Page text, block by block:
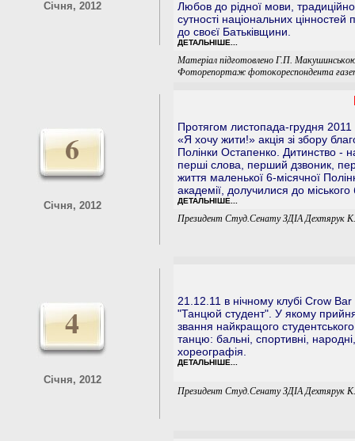
Січня, 2012
Любов до рідної мови,
сутності національних
до своєї Батьківщини.
ДЕТАЛЬНІШЕ...
Матеріал підготовлено Г.П.
Фоторепортаж фотокореспондента
6
Січня, 2012
Протягом листопада-грудня 2011
«Я хочу жити!» акція зі збору
Полінки Остапенко. Дитинство -
перші слова, перший дзвоник,
життя маленької 6-місячної
академії, долучилися до міського
ДЕТАЛЬНІШЕ...
Президент Студ.Сенату ЗДІА Дехтярук
4
Січня, 2012
21.12.11 в нічному клубі Crow
"Танцюй студент". У якому
звання найкращого
танцю: бальні, спортивні,
хореографія.
ДЕТАЛЬНІШЕ...
Президент Студ.Сенату ЗДІА Дехтярук